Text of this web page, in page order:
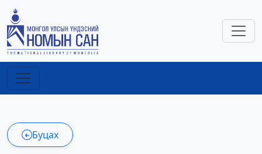
Буцах